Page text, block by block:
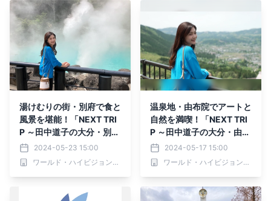
湯けむりの街・別府で食と
風景を堪能！「NEXT TRI
P ～田中道子の大分・別府
の旅～」5月27日(月)夕方
6時00分からBS12で放
送！
2024-05-23 15:00
ワールド・ハイビジョン・チャンネル株式会社
温泉地・由布院でアートと
自然を満喫！「NEXT TRI
P ～田中道子の大分・由布
院の旅～」5月20日(月)夕
方6時00分からBS12で放
送！
2024-05-17 15:00
ワールド・ハイビジョン・チャンネル株式会社